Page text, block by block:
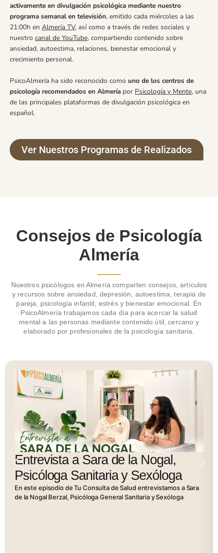
activamente en divulgación psicológica mediante nuestro
programa semanal en televisión, emitido cada miércoles a las
21:00h en Almería TV, así como a través de redes sociales y
nuestro canal de YouTube, compartiendo contenido sobre
ansiedad, autoestima, relaciones, bienestar emocional y
crecimiento personal.
PsicoAlmería ha sido reconocido como uno de los centros de
psicología recomendados en Almería por Psicología y Mente, una
de las principales plataformas de divulgación psicológica en
español.
Ver Nuestros Programas de Realizados
Consejos de Psicología
Almería
Nuestros psicólogos en Almería comparten consejos, artículos
y recursos sobre ansiedad, depresión, autoestima, terapia de
pareja, psicología infantil, estrés y bienestar emocional. En
PsicoAlmería trabajamos cada día para acercar la salud
mental a las personas mediante contenido útil, cercano y
elaborado por profesionales de la psicología sanitaria.
Entrevista a Sara de la Nogal,
Psicóloga Sanitaria y Sexóloga
En este episodio de Tu Consulta de Salud entrevistamos a Sara
de la Nogal Berzal, Psicóloga General Sanitaria y Sexóloga